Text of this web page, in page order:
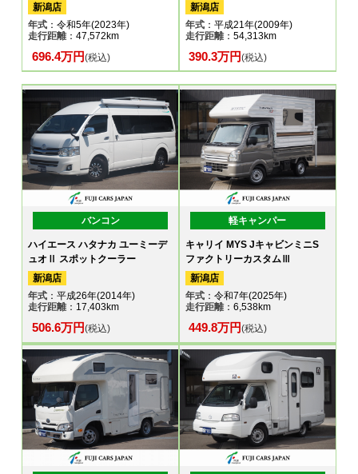
新潟店
年式 ：令和5年(2023年)
走行距離：47,572km
696.4万円(税込)
新潟店
年式：平成21年(2009年)
走行距離：54,313km
390.3万円(税込)
バンコン
ハイエース ハタナカ ユーミーデ
ュオⅡ スポットクーラー
新潟店
年式 ：平成26年(2014年)
走行距離：17,403km
506.6万円(税込)
軽キャンパー
キャリイ MYS JキャビンミニS
ファクトリーカスタムⅢ
新潟店
年式：令和7年(2025年)
走行距離：6,538km
449.8万円(税込)